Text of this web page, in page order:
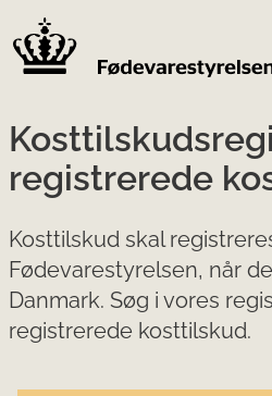
registrerede
Kosttilskud skal
Fødevarestyrelsen, når
Danmark. Søg i vores
registrerede kosttilskud.